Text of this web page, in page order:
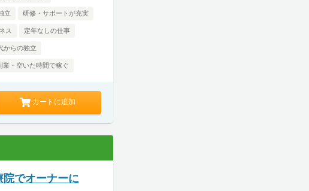
立 研修・サポートが充実
ス 定年なしの仕事
からの独立
業・空いた時間で稼ぐ
カートに追加
でオーナーに